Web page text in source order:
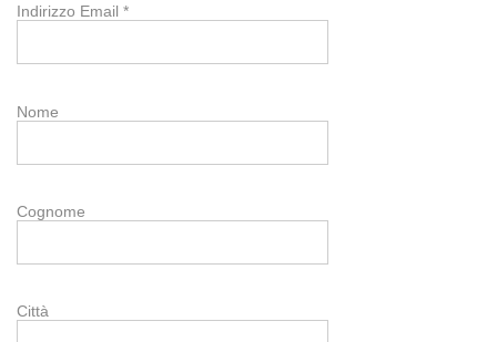
Indirizzo Email *
Nome
Cognome
Città